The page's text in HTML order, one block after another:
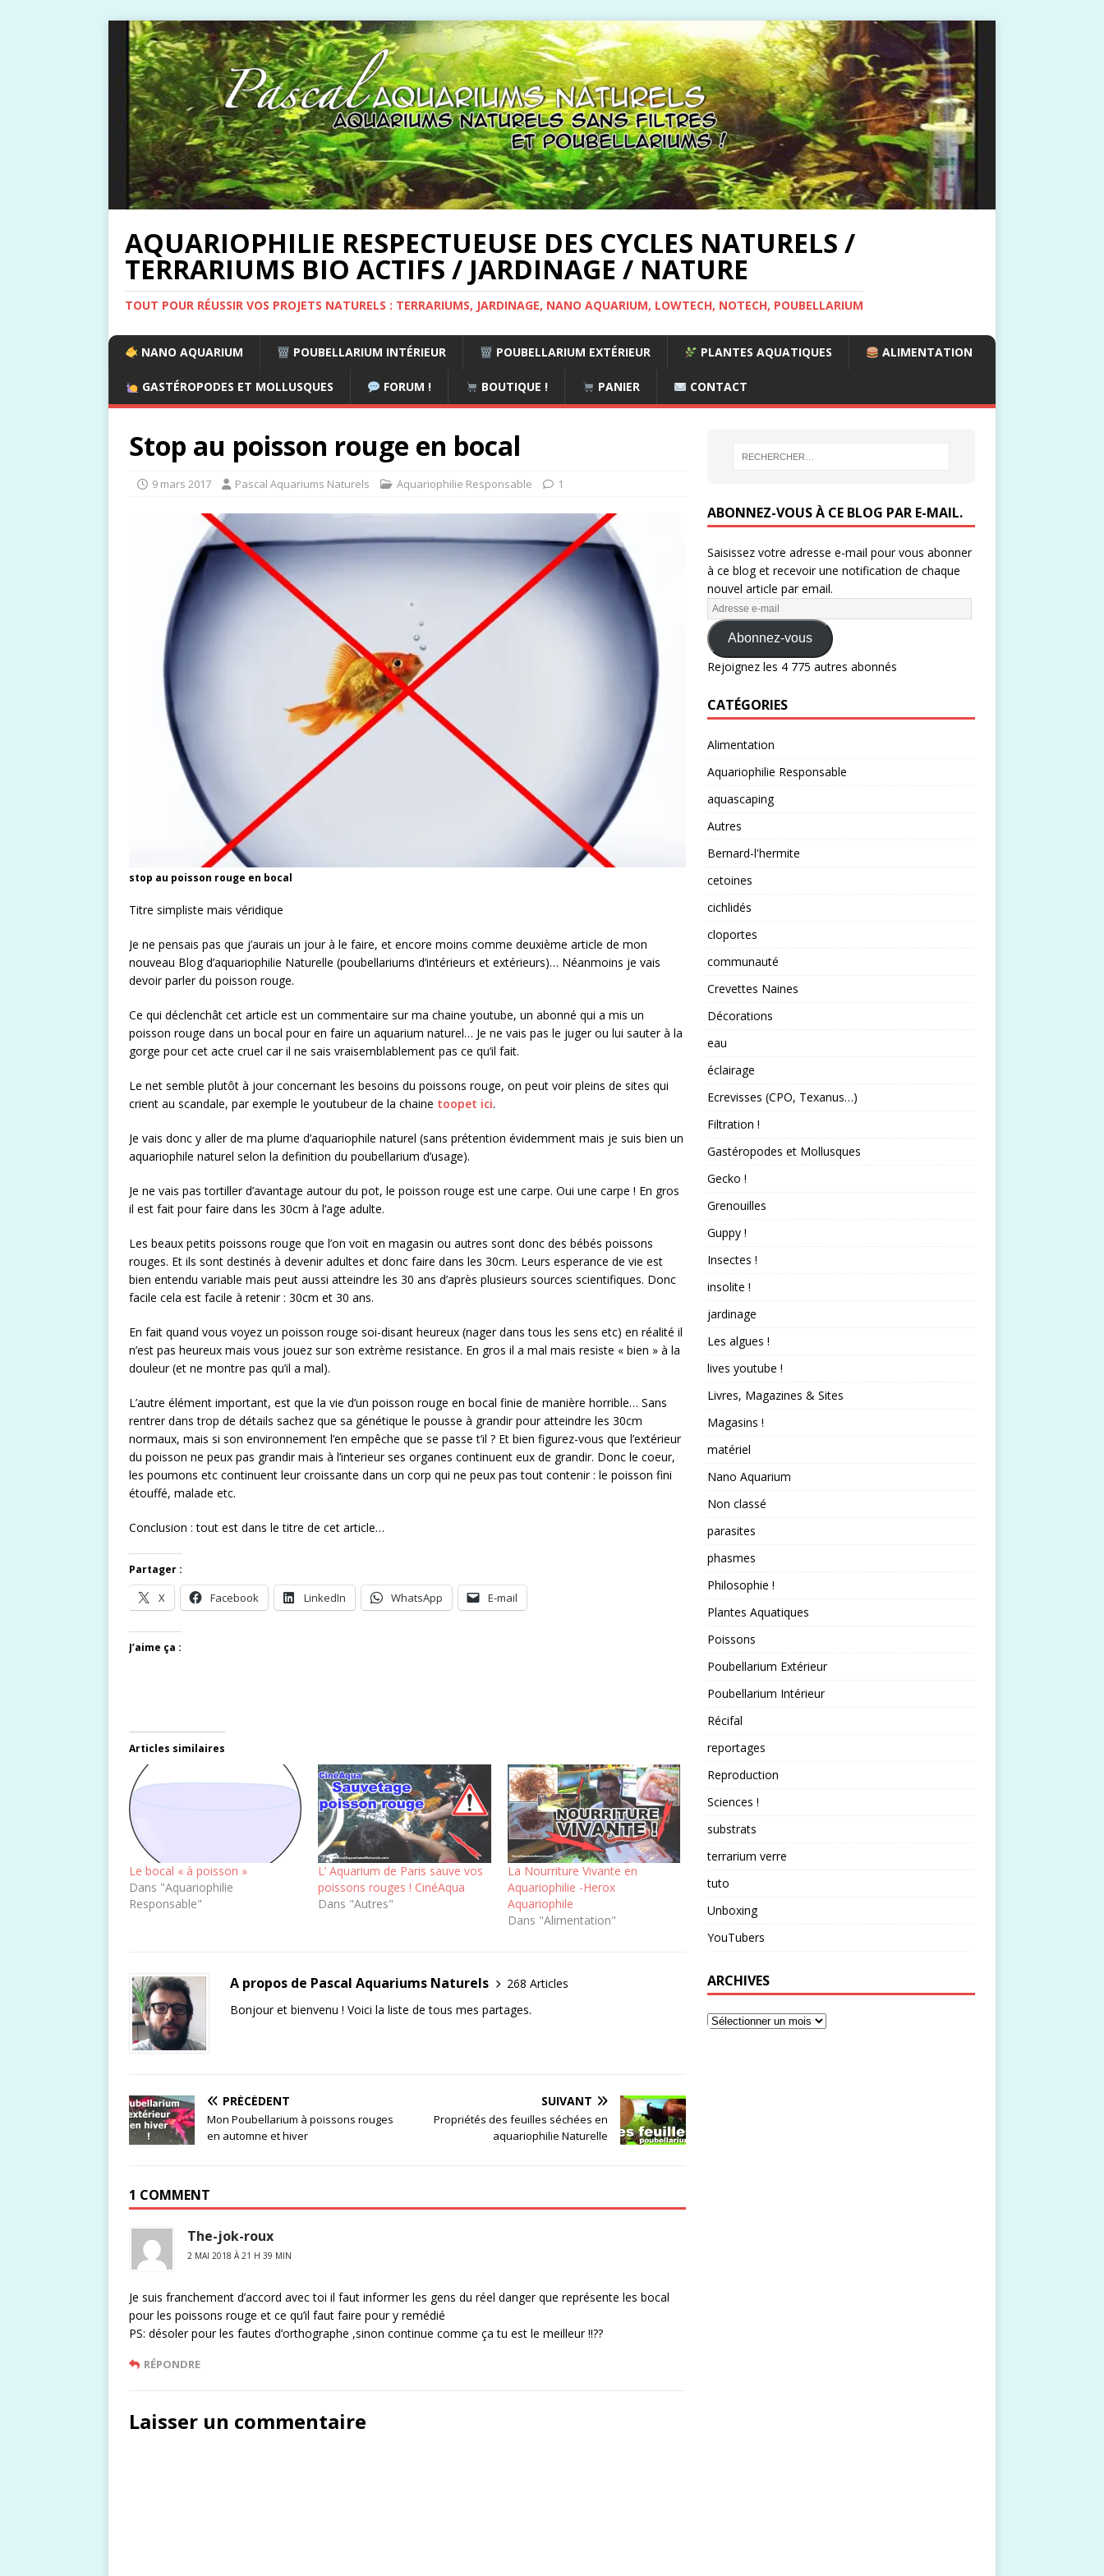
AQUARIOPHILIE RESPECTUEUSE DES CYCLES NATURELS /
TERRARIUMS BIO ACTIFS / JARDINAGE / NATURE
TOUT POUR RÉUSSIR VOS PROJETS NATURELS : TERRARIUMS, JARDINAGE, NANO AQUARIUM, LOWTECH, NOTECH, POUBELLARIUM
NANO AQUARIUM POUBELLARIUM INTÉRIEUR POUBELLARIUM EXTÉRIEUR PLANTES AQUATIQUES ALIMENTATION
GASTÉROPODES ET MOLLUSQUES FORUM ! BOUTIQUE ! PANIER CONTACT
Stop au poisson rouge en bocal
9 mars 2017 Pascal Aquariums Naturels Aquariophilie Responsable 1
stop au poisson rouge en bocal
Titre simpliste mais véridique
Je ne pensais pas que j’aurais un jour à le faire, et encore moins comme deuxième article de mon
nouveau Blog d’aquariophilie Naturelle (poubellariums d’intérieurs et extérieurs)… Néanmoins je vais
devoir parler du poisson rouge.
Ce qui déclenchât cet article est un commentaire sur ma chaine youtube, un abonné qui a mis un
poisson rouge dans un bocal pour en faire un aquarium naturel… Je ne vais pas le juger ou lui sauter à la
gorge pour cet acte cruel car il ne sais vraisemblablement pas ce qu’il fait.
Le net semble plutôt à jour concernant les besoins du poissons rouge, on peut voir pleins de sites qui
crient au scandale, par exemple le youtubeur de la chaine toopet ici.
Je vais donc y aller de ma plume d’aquariophile naturel (sans prétention évidemment mais je suis bien un
aquariophile naturel selon la definition du poubellarium d’usage).
Je ne vais pas tortiller d’avantage autour du pot, le poisson rouge est une carpe. Oui une carpe ! En gros
il est fait pour faire dans les 30cm à l’age adulte.
Les beaux petits poissons rouge que l’on voit en magasin ou autres sont donc des bébés poissons
rouges. Et ils sont destinés à devenir adultes et donc faire dans les 30cm. Leurs esperance de vie est
bien entendu variable mais peut aussi atteindre les 30 ans d’après plusieurs sources scientifiques. Donc
facile cela est facile à retenir : 30cm et 30 ans.
En fait quand vous voyez un poisson rouge soi-disant heureux (nager dans tous les sens etc) en réalité il
n’est pas heureux mais vous jouez sur son extrème resistance. En gros il a mal mais resiste « bien » à la
douleur (et ne montre pas qu’il a mal).
L’autre élément important, est que la vie d’un poisson rouge en bocal finie de manière horrible… Sans
rentrer dans trop de détails sachez que sa génétique le pousse à grandir pour atteindre les 30cm
normaux, mais si son environnement l’en empêche que se passe t’il ? Et bien figurez-vous que l’extérieur
du poisson ne peux pas grandir mais à l’interieur ses organes continuent eux de grandir. Donc le coeur,
les poumons etc continuent leur croissante dans un corp qui ne peux pas tout contenir : le poisson fini
étouffé, malade etc.
Conclusion : tout est dans le titre de cet article…
Partager :
X Facebook LinkedIn WhatsApp E-mail
J’aime ça :
Articles similaires
Le bocal « à poisson »
Dans "Aquariophilie
Responsable"
L’ Aquarium de Paris sauve vos
poissons rouges ! CinéAqua
Dans "Autres"
La Nourriture Vivante en
Aquariophilie -Herox
Aquariophile
Dans "Alimentation"
A propos de Pascal Aquariums Naturels
268 Articles
Bonjour et bienvenu ! Voici la liste de tous mes partages.
PRÉCÉDENT
Mon Poubellarium à poissons rouges
en automne et hiver
SUIVANT
Propriétés des feuilles séchées en
aquariophilie Naturelle
1 COMMENT
The-jok-roux
2 MAI 2018 À 21 H 39 MIN
Je suis franchement d’accord avec toi il faut informer les gens du réel danger que représente les bocal
pour les poissons rouge et ce qu’il faut faire pour y remédié
PS: désoler pour les fautes d’orthographe ,sinon continue comme ça tu est le meilleur !!??
RÉPONDRE
Laisser un commentaire
ABONNEZ-VOUS À CE BLOG PAR E-MAIL.
Saisissez votre adresse e-mail pour vous abonner
à ce blog et recevoir une notification de chaque
nouvel article par email.
Abonnez-vous
Rejoignez les 4 775 autres abonnés
CATÉGORIES
Alimentation
Aquariophilie Responsable
aquascaping
Autres
Bernard-l'hermite
cetoines
cichlidés
cloportes
communauté
Crevettes Naines
Décorations
eau
éclairage
Ecrevisses (CPO, Texanus…)
Filtration !
Gastéropodes et Mollusques
Gecko !
Grenouilles
Guppy !
Insectes !
insolite !
jardinage
Les algues !
lives youtube !
Livres, Magazines & Sites
Magasins !
matériel
Nano Aquarium
Non classé
parasites
phasmes
Philosophie !
Plantes Aquatiques
Poissons
Poubellarium Extérieur
Poubellarium Intérieur
Récifal
reportages
Reproduction
Sciences !
substrats
terrarium verre
tuto
Unboxing
YouTubers
ARCHIVES